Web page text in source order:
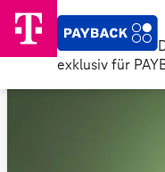
exklusiv für